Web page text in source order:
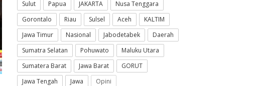
Sulut Papua JAKARTA
Nusa Tenggara
Gorontalo
Riau Sulsel Aceh
KALTIM
Jawa Timur
Nasional Jabodetabek
Daerah
Sumatra Selatan
Pohuwato
Maluku Utara
Sumatera Barat
Jawa Barat
GORUT
Jawa Tengah
Jawa Opini